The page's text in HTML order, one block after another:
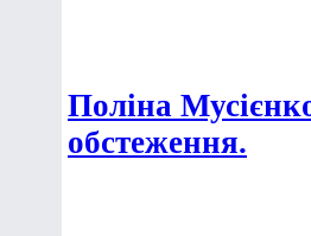
Поліна
обстеження.